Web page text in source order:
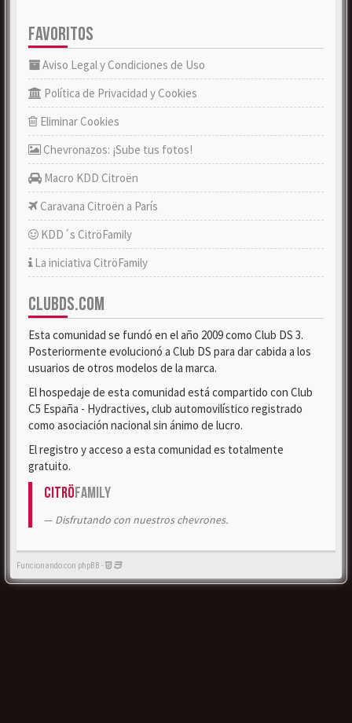
FAVORITOS
Aviso Legal y Condiciones de Uso
Política de Privacidad y Cookies
Eliminar Cookies
Chevronazos: ¡Sube tus fotos!
Macro KDD Citroën
Caravana Citroën a París
KDD´s CitröFamily
La iniciativa CitröFamily
CLUBDS.COM
Esta comunidad se fundó en el año 2009 como Club DS 3.
Posteriormente evolucionó a Club DS para dar cabida a los
usuarios de otros modelos de la marca.
El hospedaje de esta comunidad está compartido con Club
C5 España - Hydractives, club automovilístico registrado
como asociación nacional sin ánimo de lucro.
El registro y acceso a esta comunidad es totalmente
gratuito.
CitröFamily
Disfrutando con nuestros chevrones.
Funcionando con phpBB -